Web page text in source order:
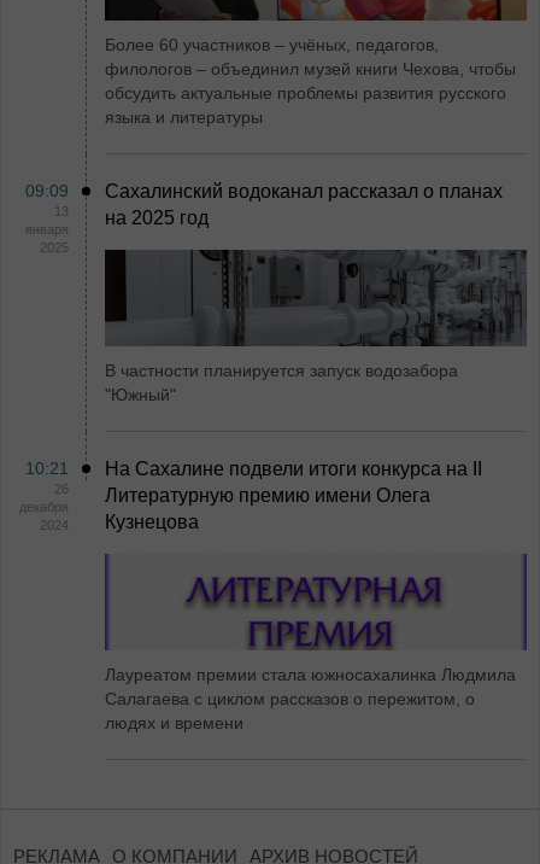
Более 60 участников – учёных, педагогов,
филологов – объединил музей книги Чехова, чтобы
обсудить актуальные проблемы развития русского
языка и литературы
09:09
13
января
2025
Сахалинский водоканал рассказал о планах
на 2025 год
В частности планируется запуск водозабора
"Южный"
10:21
26
декабря
2024
На Сахалине подвели итоги конкурса на II
Литературную премию имени Олега
Кузнецова
Лауреатом премии стала южносахалинка Людмила
Салагаева с циклом рассказов о пережитом, о
людях и времени
РЕКЛАМА О КОМПАНИИ АРХИВ НОВОСТЕЙ